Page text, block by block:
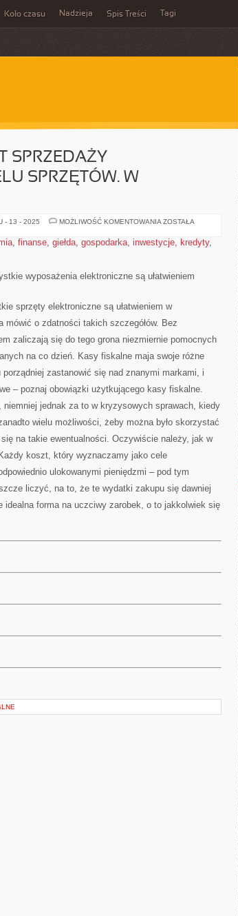
Koło czasu Nadzieja Spis Treści Tagi
SPRZEDAŻY
SPRZĘTÓW. W
- 13 - 2025 MOŻLIWOŚĆ KOMENTOWANIA PROWADZĄC
KORZYSTAMY
W
OGÓLNOŚCI
ZOSTAŁA
, finanse, giełda, gospodarka, inwestycje, kredyty,
wyposażenia elektroniczne są ułatwieniem
sprzęty elektroniczne są ułatwieniem w
o zdatności takich szczegółów. Bez
zaliczają się do tego grona niezmiernie pomocnych
na co dzień. Kasy fiskalne maja swoje różne
zastanowić się nad znanymi markami, i
– poznaj obowiązki użytkującego kasy fiskalne.
jednak za to w kryzysowych sprawach, kiedy
wielu możliwości, żeby można było skorzystać
na takie ewentualności. Oczywiście należy, jak w
koszt, który wyznaczamy jako cele
ulokowanymi pieniędzmi – pod tym
liczyć, na to, że te wydatki zakupu się dawniej
idealna forma na uczciwy zarobek, o to jakkolwiek się